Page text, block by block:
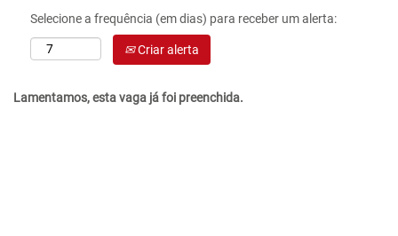
Selecione a frequência (em dias) para receber um alerta:
Criar alerta
Lamentamos, esta vaga já foi preenchida.